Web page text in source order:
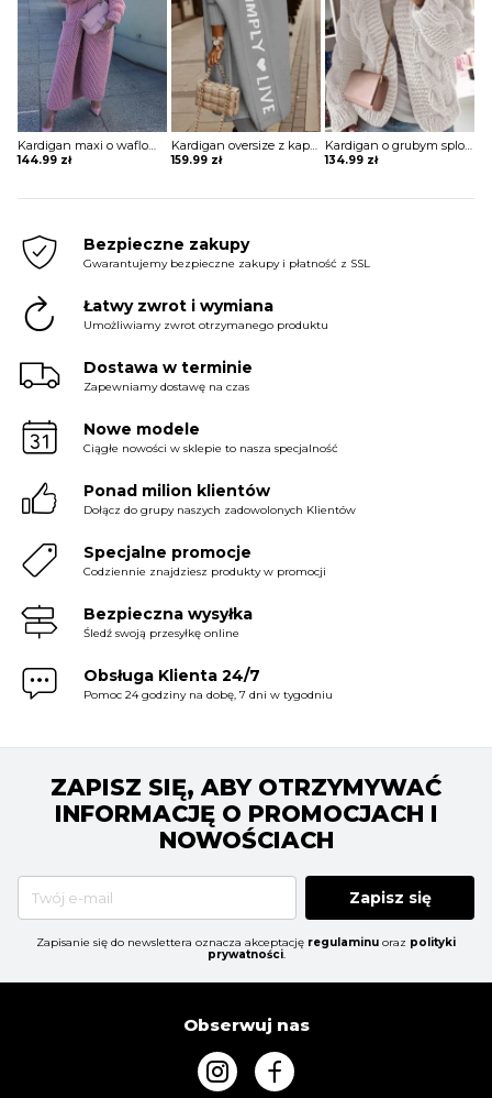
Kardigan maxi o waflowej strukturze z kieszeniami
144.99 zł
Kardigan oversize z kapturem i nadrukiem na plecach
159.99 zł
Kardigan o grubym splocie
134.99 zł
Bezpieczne zakupy
Gwarantujemy bezpieczne zakupy i płatność z SSL
Łatwy zwrot i wymiana
Umożliwiamy zwrot otrzymanego produktu
Dostawa w terminie
Zapewniamy dostawę na czas
Nowe modele
Ciągłe nowości w sklepie to nasza specjalność
Ponad milion klientów
Dołącz do grupy naszych zadowolonych Klientów
Specjalne promocje
Codziennie znajdziesz produkty w promocji
Bezpieczna wysyłka
Śledź swoją przesyłkę online
Obsługa Klienta 24/7
Pomoc 24 godziny na dobę, 7 dni w tygodniu
ZAPISZ SIĘ, ABY OTRZYMYWAĆ
INFORMACJĘ O PROMOCJACH I
NOWOŚCIACH
Zapisz się
Zapisanie się do newslettera oznacza akceptację regulaminu oraz polityki
prywatności.
Obserwuj nas